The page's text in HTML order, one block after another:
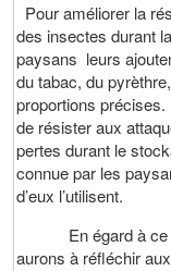
Pour améliorer la
des insectes durant
paysans leurs
du tabac, du
proportions
de résister aux
pertes durant le
connue par les
d’eux l’utilisent.
En égard à ce
aurons à réfléchir